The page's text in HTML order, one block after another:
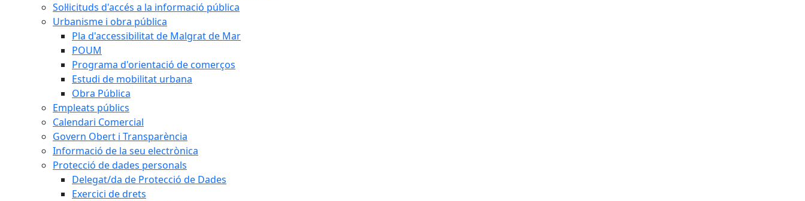
Sol·licituds d'accés a la informació pública
Urbanisme i obra pública
Pla d'accessibilitat de Malgrat de Mar
POUM
Programa d'orientació de comerços
Estudi de mobilitat urbana
Obra Pública
Empleats públics
Calendari Comercial
Govern Obert i Transparència
Informació de la seu electrònica
Protecció de dades personals
Delegat/da de Protecció de Dades
Exercici de drets